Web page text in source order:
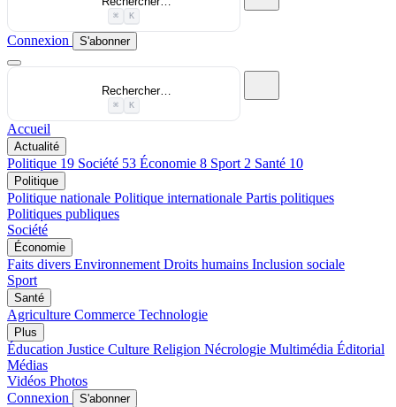
⌘ K
Connexion S'abonner
Rechercher…
⌘ K
Accueil
Actualité
Politique 19 Société 53 Économie 8 Sport 2 Santé 10
Politique
Politique nationale Politique internationale Partis politiques
Politiques publiques
Société
Économie
Faits divers Environnement Droits humains Inclusion sociale
Sport
Santé
Agriculture Commerce Technologie
Plus
Éducation Justice Culture Religion Nécrologie Multimédia Éditorial
Médias
Vidéos Photos
Connexion
S'abonner